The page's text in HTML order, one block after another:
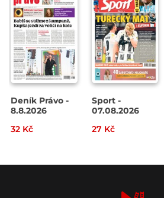
Deník Právo -
8.8.2026
32 Kč
Sport -
07.08.2026
27 Kč